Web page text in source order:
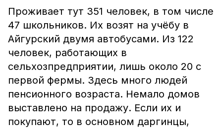
Проживает тут 351 человек, в том числе
47 школьников. Их возят на учёбу в
Айгурский двумя автобусами. Из 122
человек, работающих в
сельхозпредприятии, лишь около 20 с
первой фермы. Здесь много людей
пенсионного возраста. Немало домов
выставлено на продажу. Если их и
покупают, то в основном даргинцы,